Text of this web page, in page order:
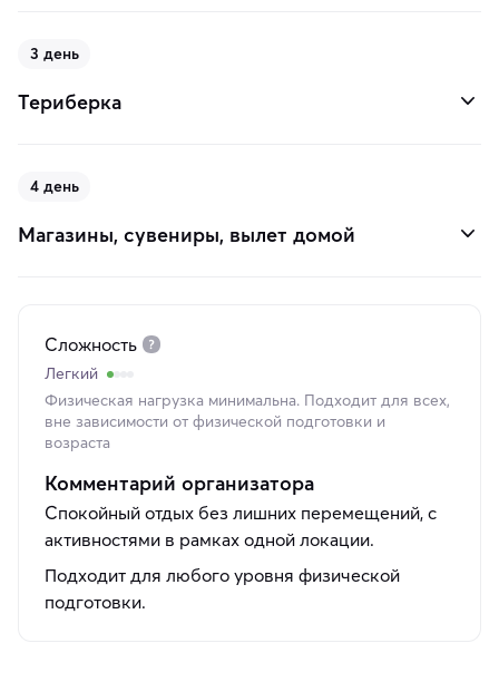
3 день
Териберка
4 день
Магазины, сувениры, вылет домой
Сложность
Легкий
Физическая нагрузка минимальна. Подходит для всех,
вне зависимости от физической подготовки и
возраста
Комментарий организатора
Спокойный отдых без лишних перемещений, с
активностями в рамках одной локации.
Подходит для любого уровня физической
подготовки.